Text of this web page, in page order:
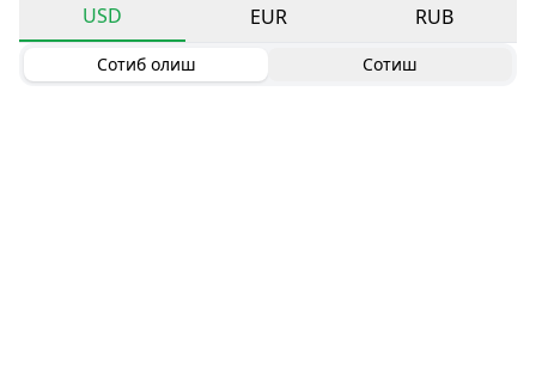
USD
EUR RUB
Сотиб олиш Сотиш